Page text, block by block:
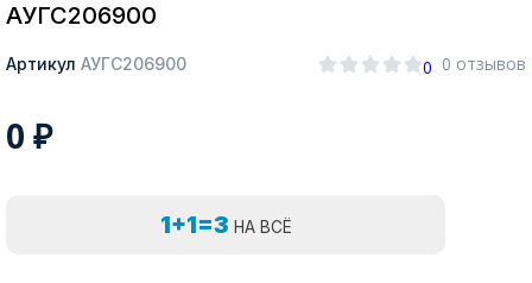
АУГС206900
Артикул АУГС206900 0 0 отзывов
0 ₽
1+1=3 НА ВСЁ